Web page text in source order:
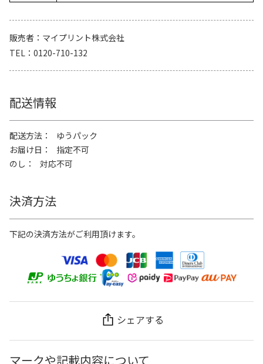
販売者
マイプリント株式会社
TEL
0120-710-132
配送情報
配送方法
ゆうパック
お届け日
指定不可
のし
対応不可
決済方法
下記の決済方法がご利用頂けます。
シェアする
マークや記載内容について